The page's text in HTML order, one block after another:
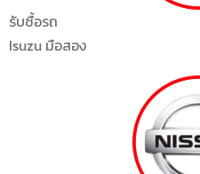
รับซื้อรถ
Isuzu มือสอง